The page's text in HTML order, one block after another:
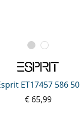
ET17457 586 50
€ 65,99